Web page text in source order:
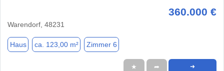
360.000 €
Warendorf, 48231
Haus ca. 123,00 m² Zimmer 6
★ ➦ ➜